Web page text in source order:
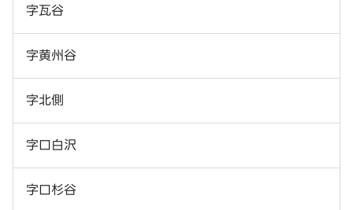
字瓦谷
字黄州谷
字北側
字口白沢
字口杉谷